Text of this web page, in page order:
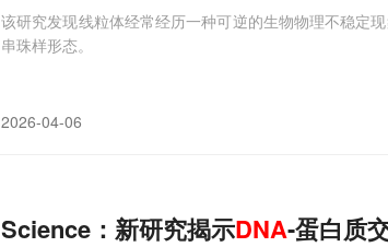
该研究发现线粒体经常经历一种可逆的生物物理不稳定
串珠样形态。
2026-04-06
Science：新研究揭示DNA-蛋白质